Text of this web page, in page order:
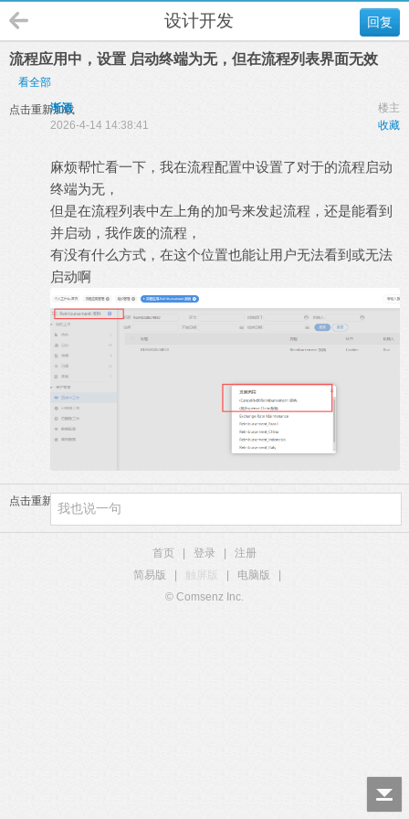
回复
设计开发
流程应用中，设置 启动终端为无，但在流程列表界面无效
看全部
点击重新加载 楼主
渐酒
收藏
2026-4-14 14:38:41
麻烦帮忙看一下，我在流程配置中设置了对于的流程启动
终端为无，
但是在流程列表中左上角的加号来发起流程，还是能看到
并启动，我作废的流程，
有没有什么方式，在这个位置也能让用户无法看到或无法
启动啊
点击重新加载
首页 | 登录 |
注册
简易版
| 触屏版 | 电脑版
|
© Comsenz Inc.